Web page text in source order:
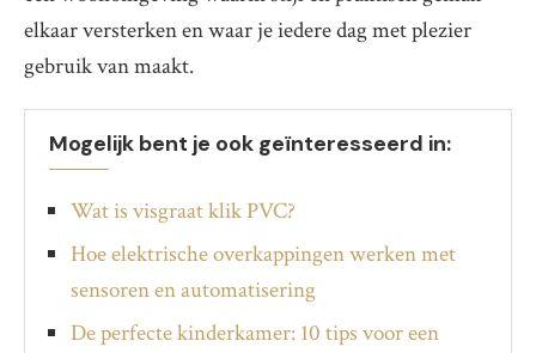
elkaar versterken en waar je iedere dag met plezier
gebruik van maakt.
Mogelijk bent je ook geïnteresseerd in:
Wat is visgraat klik PVC?
Hoe elektrische overkappingen werken met
sensoren en automatisering
De perfecte kinderkamer: 10 tips voor een